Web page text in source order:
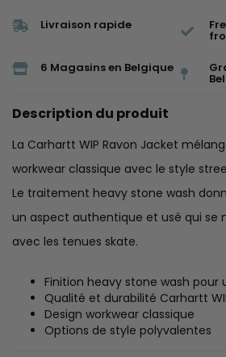
Livraison rapide
6 Magasins en Belgique
Description du produit
La Carhartt WIP Ravon Jacket
workwear classique avec le style
Le traitement heavy stone wash
un aspect authentique et usé qui se
avec les tenues skate.
Finition heavy stone wash pour
Qualité et durabilité Carhartt
Design workwear classique
Options de style polyvalentes